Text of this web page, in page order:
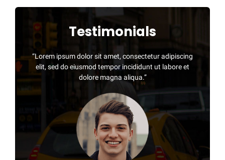
Testimonials
“Lorem ipsum dolor sit amet, consectetur adipiscing
elit, sed do eiusmod tempor incididunt ut labore et
dolore magna aliqua.”